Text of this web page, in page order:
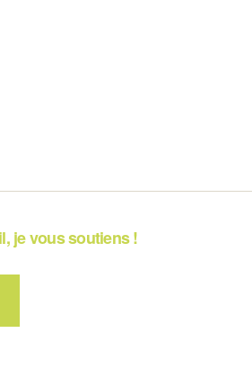
je vous soutiens !